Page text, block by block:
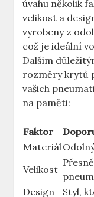
úvahu několik
velikost a
vyrobeny z
což je ideální
Dalším
rozměry krytů
vašich
na paměti:
Faktor
Materiál
Velikost
Design
Styl,